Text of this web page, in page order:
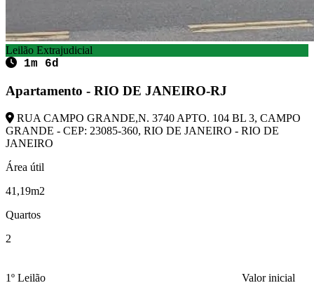
Leilão Extrajudicial
1m 6d
Apartamento - RIO DE JANEIRO-RJ
RUA CAMPO GRANDE,N. 3740 APTO. 104 BL 3, CAMPO
GRANDE - CEP: 23085-360, RIO DE JANEIRO - RIO DE
JANEIRO
Área útil
41,19m2
Quartos
2
1º Leilão
Valor inicial